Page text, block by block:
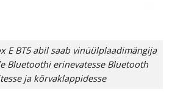
E BT5 abil saab vinüülplaadimängija
Bluetoothi erinevatesse Bluetooth
ja kõrvaklappidesse